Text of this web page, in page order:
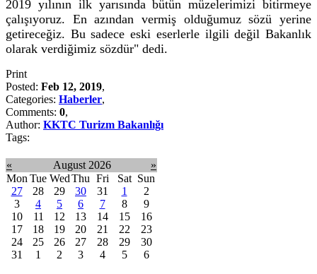
2019 yılının ilk yarısında bütün müzelerimizi bitirmeye
çalışıyoruz. En azından vermiş olduğumuz sözü yerine
getireceğiz. Bu sadece eski eserlerle ilgili değil Bakanlık
olarak verdiğimiz sözdür" dedi.
Print
Posted: Feb 12, 2019,
Categories: Haberler,
Comments: 0,
Author: KKTC Turizm Bakanlığı
Tags:
« August 2026
»
Mon Tue WedThu Fri Sat Sun
27
28 29 30 31 1
2
3
4 5 6 7 8
9
10
11 12 13 14 15
16
17
18 19 20 21 22
23
24
25 26 27 28 29
30
31
1 2 3 4 5 6